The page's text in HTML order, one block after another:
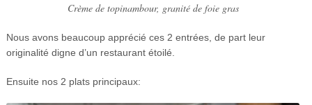
Crème de topinambour, granité de foie gras
Nous avons beaucoup apprécié ces 2 entrées, de part leur
originalité digne d’un restaurant étoilé.
Ensuite nos 2 plats principaux: